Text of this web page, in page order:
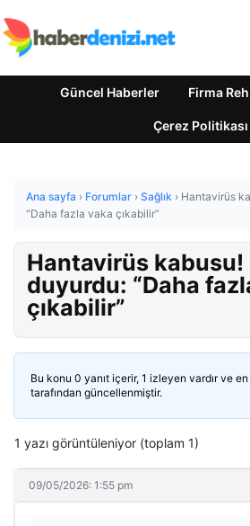
Güncel Haberler Firma
Çerez Politikası
Ana sayfa › Forumlar › Sağlık › Hantavirüs
“Daha fazla vaka çıkabilir”
Hantavirüs kabusu!
duyurdu: “Daha
çıkabilir”
Bu konu 0 yanıt içerir, 1 izleyen vardır ve en
tarafından güncellenmiştir.
1 yazı görüntüleniyor (toplam 1)
09/05/2026: 1:55 pm